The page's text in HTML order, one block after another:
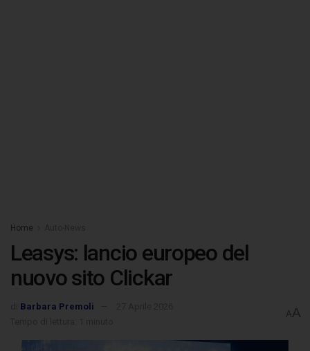
Home
Leasys: lancio europeo del
nuovo sito Clickar
Barbara Premoli
AA